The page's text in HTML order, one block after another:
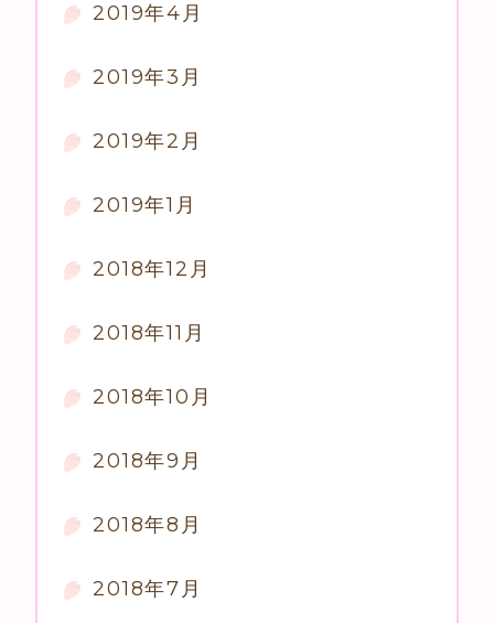
2019年4月
2019年3月
2019年2月
2019年1月
2018年12月
2018年11月
2018年10月
2018年9月
2018年8月
2018年7月